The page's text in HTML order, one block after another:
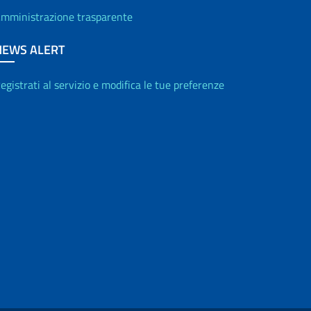
trasparente
ALERT
al servizio e modifica le tue preferenze